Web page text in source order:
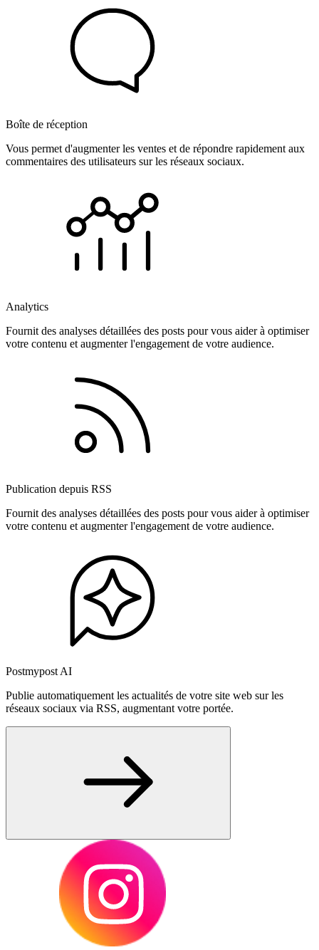
Boîte de réception
Vous permet d'augmenter les ventes et de répondre rapidement aux
commentaires des utilisateurs sur les réseaux sociaux.
Analytics
Fournit des analyses détaillées des posts pour vous aider à optimiser
votre contenu et augmenter l'engagement de votre audience.
Publication depuis RSS
Fournit des analyses détaillées des posts pour vous aider à optimiser
votre contenu et augmenter l'engagement de votre audience.
Postmypost AI
Publie automatiquement les actualités de votre site web sur les
réseaux sociaux via RSS, augmentant votre portée.